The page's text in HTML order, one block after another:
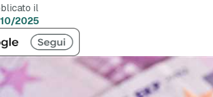
il
2025